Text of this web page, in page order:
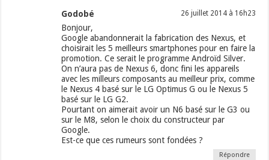
Godobé 26 juillet 2014 à 16h23
Bonjour,
Google abandonnerait la fabrication des Nexus, et
choisirait les 5 meilleurs smartphones pour en faire la
promotion. Ce serait le programme Androïd Silver.
On n’aura pas de Nexus 6, donc fini les appareils
avec les milleurs composants au meilleur prix, comme
le Nexus 4 basé sur le LG Optimus G ou le Nexus 5
basé sur le LG G2.
Pourtant on aimerait avoir un N6 basé sur le G3 ou
sur le M8, selon le choix du constructeur par
Google.
Est-ce que ces rumeurs sont fondées ?
Répondre